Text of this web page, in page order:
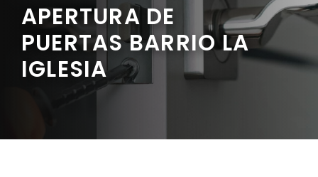
APERTURA DE
PUERTAS BARRIO LA
IGLESIA